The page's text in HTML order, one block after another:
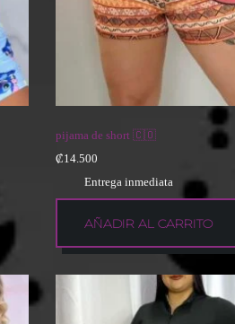
pijama de short 🇨🇴
₡14.500
Entrega inmediata
AÑADIR AL CARRITO